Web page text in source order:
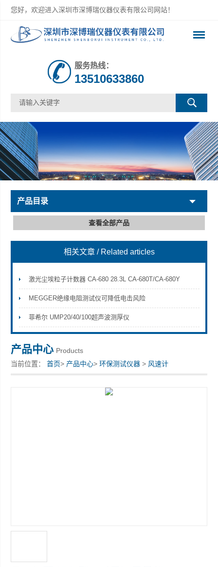
您好，欢迎进入深圳市深博瑞仪器仪表有限公司网站！
深圳市深博瑞仪器仪表有限公司
服务热线：
13510633860
产品目录
查看全部产品
相关文章 / Related articles
激光尘埃粒子计数器 CA-680 28.3L CA-680T/CA-680Y
MEGGER绝缘电阻测试仪可降低电击风险
菲希尔 UMP20/40/100超声波测厚仪
产品中心 Products
当前位置：首页> 产品中心>环保测试仪器 > 风速计